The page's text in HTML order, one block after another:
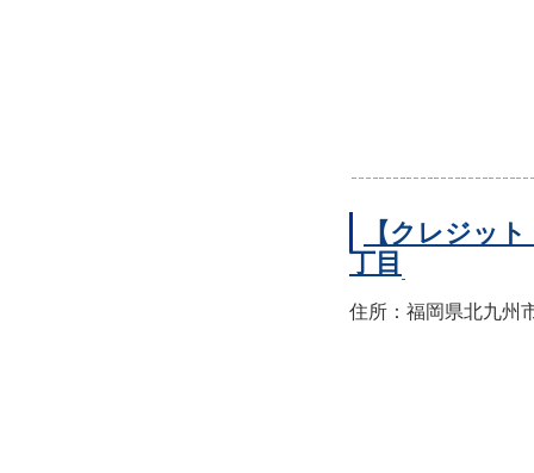
【クレジッ
丁目
住所：福岡県北九州